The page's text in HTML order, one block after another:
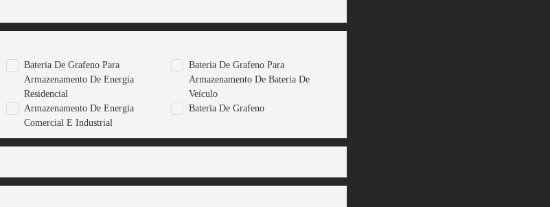
Bateria De Grafeno Para
Armazenamento De Energia
Residencial
Bateria De Grafeno Para
Armazenamento De Bateria De
Veículo
Armazenamento De Energia
Comercial E Industrial
Bateria De Grafeno